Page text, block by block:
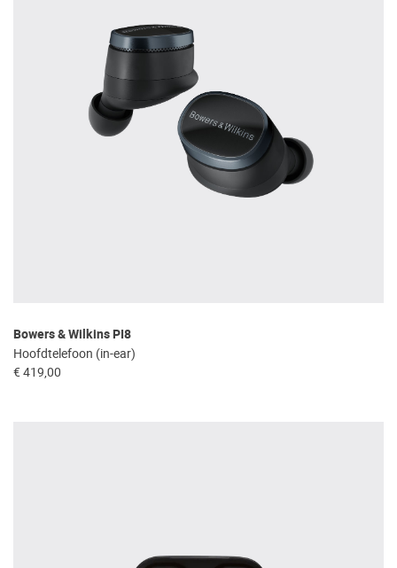
Bowers & Wilkins PI8
Hoofdtelefoon (in-ear)
€ 419,00